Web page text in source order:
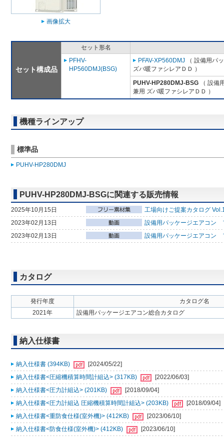
画像拡大
セット構成品
セット形名
PFHV-
HP560DMJ(BSG)
PFAV-XP560DMJ （ 設備用パ
ズバ暖ファシレアＤＤ ）
PUHV-HP280DMJ-BSG （ 設備
兼用 ズバ暖ファシレアＤＤ ）
機種ラインアップ
標準品
PUHV-HP280DMJ
PUHV-HP280DMJ-BSGに関連する販売情報
2025年10月15日
工場向けご提案カタログ
2023年02月13日
設備用パッケージエアコン
2023年02月13日
設備用パッケージエアコ
カタログ
発行年度
カタログ名
2021年
設備用パッケージエアコン総合カタログ
納入仕様書
納入仕様書 (394KB)
[2024/05/22]
納入仕様書<圧縮機積算時間計組込> (317KB)
[2022/06/03]
納入仕様書<圧力計組込> (201KB)
[2018/09/04]
納入仕様書<圧力計組込 圧縮機積算時間計組込> (203KB)
[2018/09/04]
納入仕様書<重防食仕様(室外機)> (412KB)
[2023/06/10]
納入仕様書<防食仕様(室外機)> (412KB)
[2023/06/10]